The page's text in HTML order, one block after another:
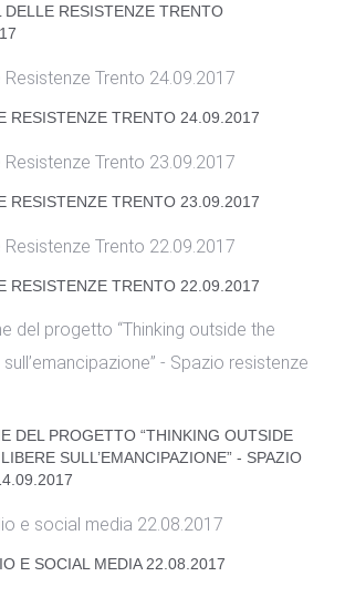
DELLE RESISTENZE TRENTO
RESISTENZE TRENTO 24.09.2017
RESISTENZE TRENTO 23.09.2017
RESISTENZE TRENTO 22.09.2017
DEL PROGETTO “THINKING OUTSIDE
SULL’EMANCIPAZIONE” - SPAZIO
E SOCIAL MEDIA 22.08.2017